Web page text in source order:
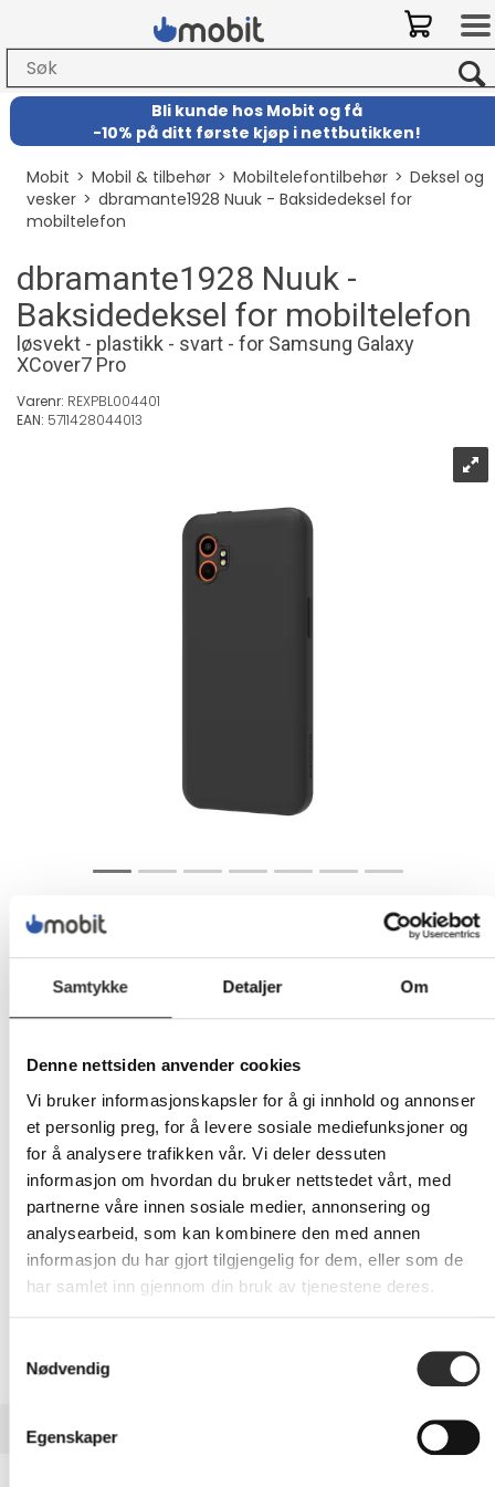
Samtykke Detaljer Om
Denne nettsiden anvender cookies
Vi bruker informasjonskapsler for å gi innhold og annonser
et personlig preg, for å levere sosiale mediefunksjoner og
for å analysere trafikken vår. Vi deler dessuten
informasjon om hvordan du bruker nettstedet vårt, med
partnerne våre innen sosiale medier, annonsering og
analysearbeid, som kan kombinere den med annen
informasjon du har gjort tilgjengelig for dem, eller som de
har samlet inn gjennom din bruk av tjenestene deres.
Nødvendig
Egenskaper
Bli kunde hos Mobit og få
-10% på ditt første kjøp i nettbutikken!
Mobit>Mobil & tilbehør>Mobiltelefontilbehør>Deksel og
vesker>dbramante1928 Nuuk - Baksidedeksel for
mobiltelefon
dbramante1928 Nuuk -
Baksidedeksel for mobiltelefon
løsvekt - plastikk - svart - for Samsung Galaxy
XCover7 Pro
Varenr: REXPBL004401
EAN: 5711428044013
Eks mva
- +
LEGG I HANDLEVOGN
Nettlager:20+
BESKRIVELSE
dbramante1928 Nuuk - Baksidedeksel for